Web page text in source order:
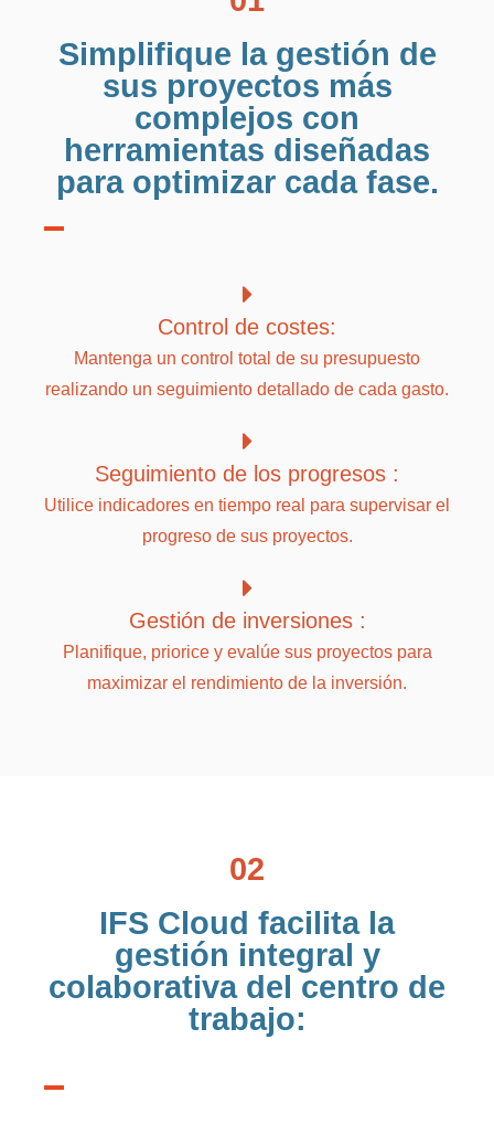
Simplifique la gestión de
sus proyectos más
complejos con
herramientas diseñadas
para optimizar cada fase.
Control de costes:
Mantenga un control total de su presupuesto
realizando un seguimiento detallado de cada gasto.
Seguimiento de los progresos :
Utilice indicadores en tiempo real para supervisar el
progreso de sus proyectos.
Gestión de inversiones :
Planifique, priorice y evalúe sus proyectos para
maximizar el rendimiento de la inversión.
02
IFS Cloud facilita la
gestión integral y
colaborativa del centro de
trabajo: